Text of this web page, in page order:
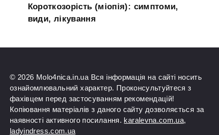
Короткозорість (міопія): симптоми,
види, лікування
© 2026 Molo4nica.in.ua Вся інформація на сайті носить
ознайомлювальний характер. Проконсультуйтеся з
фахівцем перед застосуванням рекомендацій!
Копіювання матеріалів з даного сайту дозволяється за
наявності активного посилання. karalevna.com.ua,
ladyindress.com.ua